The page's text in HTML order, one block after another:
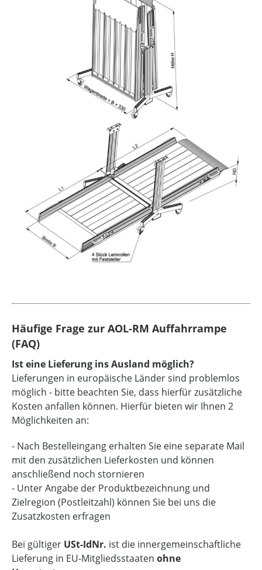
Häufige Frage zur AOL-RM Auffahrrampe
(FAQ)
Ist eine Lieferung ins Ausland möglich?
Lieferungen in europäische Länder sind problemlos
möglich - bitte beachten Sie, dass hierfür zusätzliche
Kosten anfallen können. Hierfür bieten wir Ihnen 2
Möglichkeiten an:
- Nach Bestelleingang erhalten Sie eine separate Mail
mit den zusätzlichen Lieferkosten und können
anschließend noch stornieren
- Unter Angabe der Produktbezeichnung und
Zielregion (Postleitzahl) können Sie bei uns die
Zusatzkosten erfragen
Bei gültiger USt-IdNr. ist die innergemeinschaftliche
Lieferung in EU-Mitgliedsstaaten ohne